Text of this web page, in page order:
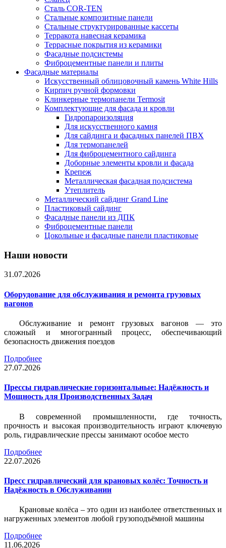
Сталь COR-TEN
Стальные композитные панели
Стальные структурированные кассеты
Терракота навесная керамика
Террасные покрытия из керамики
Фасадные подсистемы
Фиброцементные панели и плиты
Фасадные материалы
Искусственный облицовочный камень White Hills
Кирпич ручной формовки
Клинкерные термопанели Termosit
Комплектующие для фасада и кровли
Гидропароизоляция
Для искусственного камня
Для сайдинга и фасадных панелей ПВХ
Для термопанелей
Для фиброцементного сайдинга
Доборные элементы кровли и фасада
Крепеж
Металлическая фасадная подсистема
Утеплитель
Металлический сайдинг Grand Line
Пластиковый сайдинг
Фасадные панели из ДПК
Фиброцементные панели
Цокольные и фасадные панели пластиковые
Наши новости
31.07.2026
Оборудование для обслуживания и ремонта грузовых
вагонов
Обслуживание и ремонт грузовых вагонов — это
сложный и многогранный процесс, обеспечивающий
безопасность движения поездов
Подробнее
27.07.2026
Прессы гидравлические горизонтальные: Надёжность и
Мощность для Производственных Задач
В современной промышленности, где точность,
прочность и высокая производительность играют ключевую
роль, гидравлические прессы занимают особое место
Подробнее
22.07.2026
Пресс гидравлический для крановых колёс: Точность и
Надёжность в Обслуживании
Крановые колёса – это один из наиболее ответственных и
нагруженных элементов любой грузоподъёмной машины
Подробнее
11.06.2026